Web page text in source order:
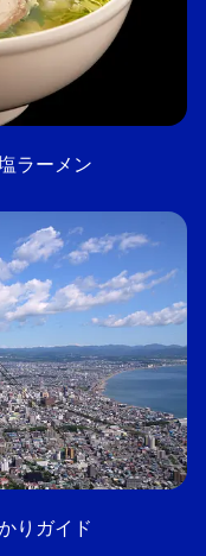
ラーメン
りガイド